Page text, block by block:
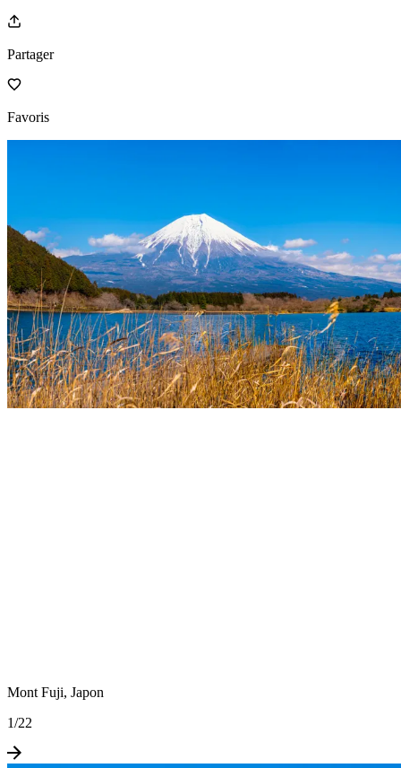
Partager
Favoris
Mont Fuji, Japon
1/22